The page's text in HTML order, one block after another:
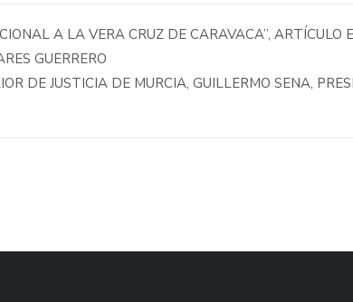
A LA VERA CRUZ DE CARAVACA”, ARTÍCULO
GUERRERO
DE JUSTICIA DE MURCIA, GUILLERMO SENA,